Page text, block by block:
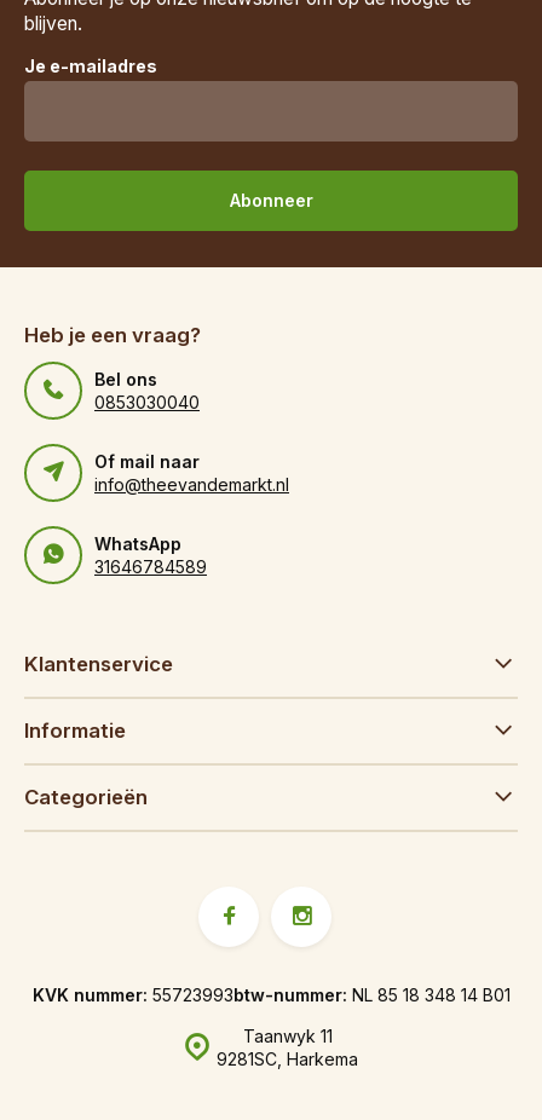
blijven.
Je e-mailadres
Abonneer
Heb je een vraag?
Bel ons
0853030040
Of mail naar
info@theevandemarkt.nl
WhatsApp
31646784589
Klantenservice
Informatie
Categorieën
Taanwyk 11
9281SC, Harkema
KVK nummer: 55723993btw-nummer: NL 85 18 348 14 B01